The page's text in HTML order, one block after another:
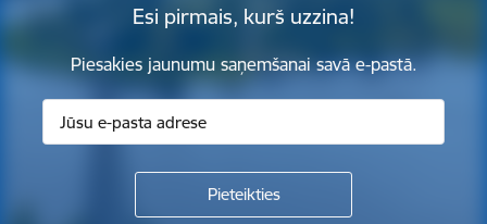
Esi pirmais, kurš uzzina!
Piesakies jaunumu saņemšanai savā e-pastā.